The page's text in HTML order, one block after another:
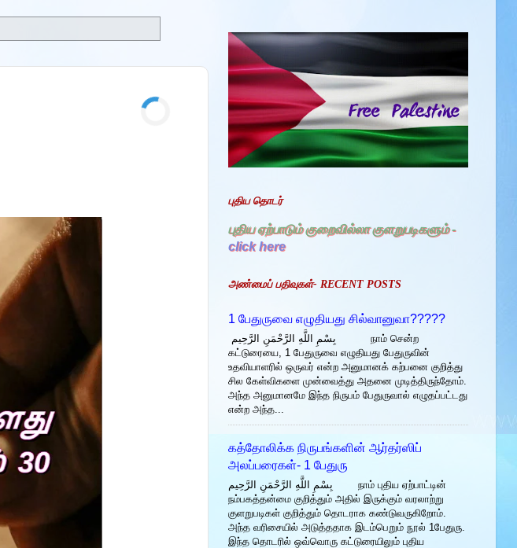
புதிய தொடர்
புதிய ஏற்பாடும் குறைவில்லா குளறுபடிகளும் -
click here
அண்மைப் பதிவுகள்- RECENT POSTS
1 பேதுருவை எழுதியது சில்வானுவா?????
கட்டுரையை, 1 பேதுருவை எழுதியது பேதுருவின்
உதவியாளரில் ஒருவர் என்ற அனுமானக் கற்பனை குறித்து
சில கேள்விகளை முன்வைத்து அதனை முடித்திருந்தோம்.
அந்த அனுமானமே இந்த நிருபம் பேதுருவால் எழுதப்பட்டது
என்ற அந்த...
கத்தோலிக்க நிருபங்களின் ஆர்தர்ஸிப்
அலப்பரைகள்- 1 பேதுரு
بِسْمِ اللَّهِ الرَّحْمَنِ الرَّحِيم நாம் புதிய ஏற்பாட்டின்
நம்பகத்தன்மை குறித்தும் அதில் இருக்கும் வரலாற்று
குளறுபடிகள் குறித்தும் தொடராக கண்டுவருகிறோம்.
அந்த வரிசையில் அடுத்ததாக இடம்பெறும் நூல் 1பேதுரு.
இந்த தொடரில் ஒவ்வொரு கட்டுரையிலும் புதிய